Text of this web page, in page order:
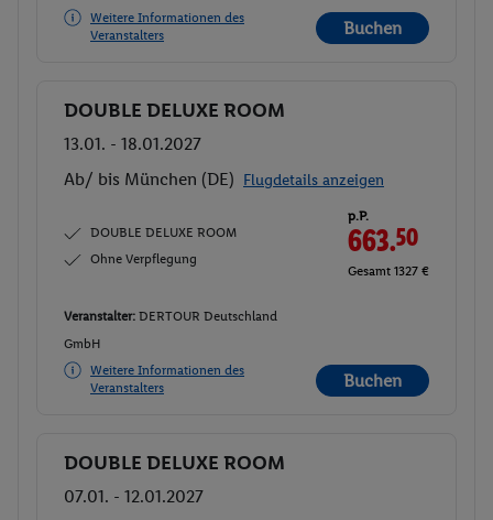
Weitere Informationen des
Veranstalters
Buchen
Buchen
DOUBLE DELUXE ROOM
13.01. - 18.01.2027
Ab/ bis München (DE) Flugdetails anzeigen
DOUBLE DELUXE ROOM
Ohne Verpflegung
p.P.
663.50
Gesamt 1327 €
Veranstalter: DERTOUR Deutschland
GmbH
Weitere Informationen des
Veranstalters
Buchen
Buchen
DOUBLE DELUXE ROOM
07.01. - 12.01.2027